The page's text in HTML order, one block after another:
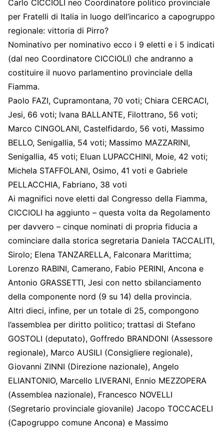
Carlo CICCIOLI neo Coordinatore politico provinciale
per Fratelli di Italia in luogo dell’incarico a capogruppo
regionale: vittoria di Pirro?
Nominativo per nominativo ecco i 9 eletti e i 5 indicati
(dal neo Coordinatore CICCIOLI) che andranno a
costituire il nuovo parlamentino provinciale della
Fiamma.
Paolo FAZI, Cupramontana, 70 voti; Chiara CERCACI,
Jesi, 66 voti; Ivana BALLANTE, Filottrano, 56 voti;
Marco CINGOLANI, Castelfidardo, 56 voti, Massimo
BELLO, Senigallia, 54 voti; Massimo MAZZARINI,
Senigallia, 45 voti; Eluan LUPACCHINI, Moie, 42 voti;
Michela STAFFOLANI, Osimo, 41 voti e Gabriele
PELLACCHIA, Fabriano, 38 voti
Ai magnifici nove eletti dal Congresso della Fiamma,
CICCIOLI ha aggiunto – questa volta da Regolamento
per davvero – cinque nominati di propria fiducia a
cominciare dalla storica segretaria Daniela TACCALITI,
Sirolo; Elena TANZARELLA, Falconara Marittima;
Lorenzo RABINI, Camerano, Fabio PERINI, Ancona e
Antonio GRASSETTI, Jesi con netto sbilanciamento
della componente nord (9 su 14) della provincia.
Altri dieci, infine, per un totale di 25, compongono
l’assemblea per diritto politico; trattasi di Stefano
GOSTOLI (deputato), Goffredo BRANDONI (Assessore
regionale), Marco AUSILI (Consigliere regionale),
Giovanni ZINNI (Direzione nazionale), Angelo
ELIANTONIO, Marcello LIVERANI, Ennio MEZZOPERA
(Assemblea nazionale), Francesco NOVELLI
(Segretario provinciale giovanile) Jacopo TOCCACELI
(Capogruppo comune Ancona) e Massimo